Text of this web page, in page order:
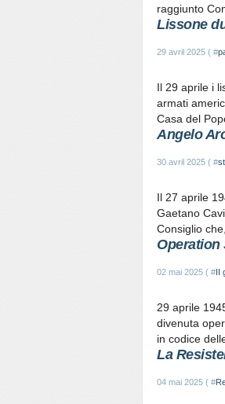
raggiunto
Lissone
29 avril 2025 ( #
Il 29 aprile i
armati
Casa del
Angelo
30 avril 2025 ( #
Il 27 aprile
Gaetano
Consiglio
Operation
02 mai 2025 ( #II
29 aprile
divenuta
in codice
La
04 mai 2025 ( #